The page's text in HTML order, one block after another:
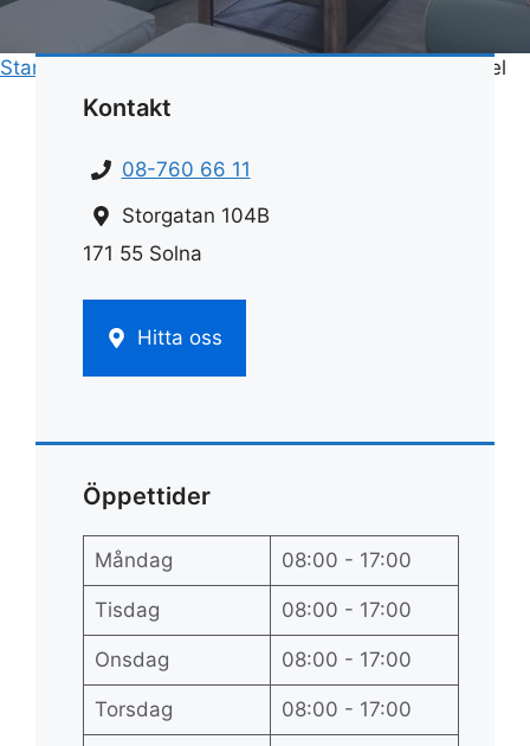
Start Rengöra toalett maskindiskmedel
Kontakt
08-760 66 11
Storgatan 104B
171 55 Solna
Hitta oss
Öppettider
Måndag 08:00 - 17:00
Tisdag 08:00 - 17:00
Onsdag 08:00 - 17:00
Torsdag 08:00 - 17:00